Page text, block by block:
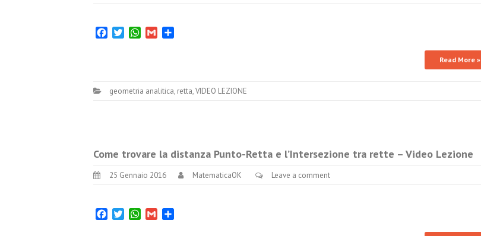
FacebookTwitterWhatsApp
Gmail
Read More »
geometria analitica, retta,VIDEO LEZIONE
Come trovare la distanza Punto-Retta e l’Intersezione tra rette – Video Lezione
25 Gennaio 2016 MatematicaOK Leave a comment
FacebookTwitterWhatsApp
Gmail